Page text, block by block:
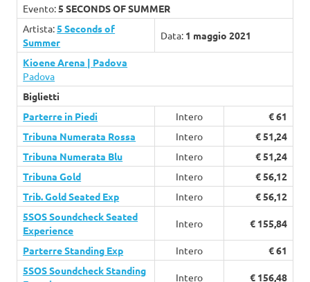
Evento:5 SECONDS OF SUMMER
Artista:5 Seconds of
Summer
Data: 1 maggio 2021
Kioene Arena | Padova
Padova
Biglietti
Parterre in Piedi
Intero
€ 61
Tribuna Numerata Rossa
Intero
€ 51,24
Tribuna Numerata Blu
Intero
€ 51,24
Tribuna Gold
Intero
€ 56,12
Trib. Gold Seated Exp
Intero
€ 56,12
5SOS Soundcheck Seated
Experience
Intero € 155,84
Parterre Standing Exp Intero
€ 61
5SOS Soundcheck Standing
Intero € 156,48